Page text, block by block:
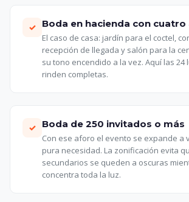
✓ Boda en hacienda con cuatro
El caso de casa: jardín para el coctel,
recepción de llegada y salón para la
su tono encendido a la vez. Aquí las 24
rinden completas.
✓ Boda de 250 invitados o más
Con ese aforo el evento se expande a
pura necesidad. La zonificación evita
secundarios se queden a oscuras
concentra toda la luz.